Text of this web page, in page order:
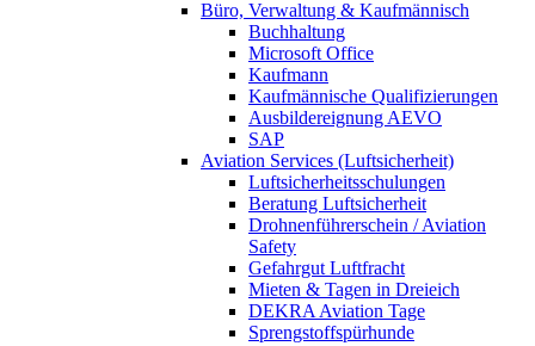
Büro, Verwaltung & Kaufmännisch
Buchhaltung
Microsoft Office
Kaufmann
Kaufmännische Qualifizierungen
Ausbildereignung AEVO
SAP
Aviation Services (Luftsicherheit)
Luftsicherheitsschulungen
Beratung Luftsicherheit
Drohnenführerschein / Aviation
Safety
Gefahrgut Luftfracht
Mieten & Tagen in Dreieich
DEKRA Aviation Tage
Sprengstoffspürhunde